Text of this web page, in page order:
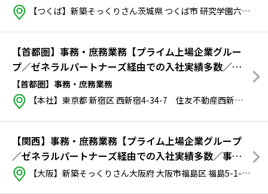
【つくば】新築そっくりさん茨城県 つくば市 研究学園六丁目49番5 DJ研究学園102号室
【首都圏】事務・庶務業務【プライム上場企業グルー
プ／ゼネラルパートナーズ経由での入社実績多数／事
務未経験の方も歓迎！特別なスキルは不要！】
【首都圏】事務・庶務業務
【本社】東京都 新宿区 西新宿4-34-7 住友不動産西新宿ビル5号館
【関西】事務・庶務業務【プライム上場企業グループ
／ゼネラルパートナーズ経由での入社実績多数／事務
未経験の方も歓迎！特別なスキルは不要！】
【大阪】新築そっくりさん大阪府 大阪市福島区 福島5-1-7 住友不動産西梅田ビル5F